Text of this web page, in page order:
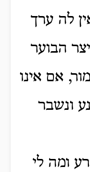
לה ערך
הבוער
אם אינו
ונשבר
ומה לי